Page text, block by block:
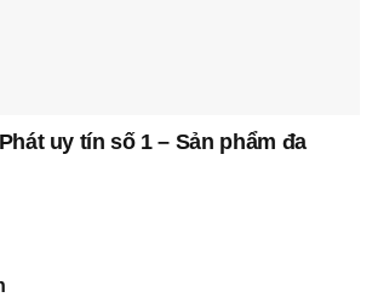
uy tín số 1 – Sản phẩm đa